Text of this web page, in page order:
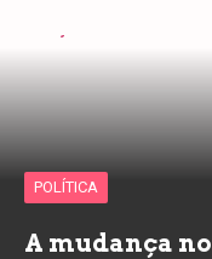
POLÍTICA
A mudança